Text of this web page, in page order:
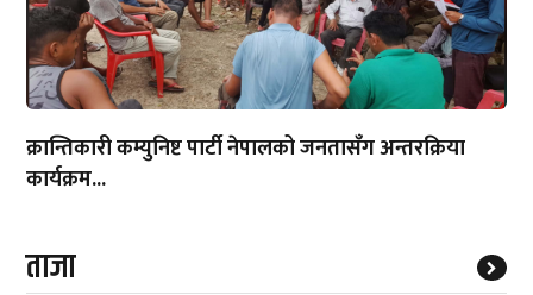
क्रान्तिकारी कम्युनिष्ट पार्टी नेपालको जनतासँग अन्तरक्रिया
कार्यक्रम...
ताजा